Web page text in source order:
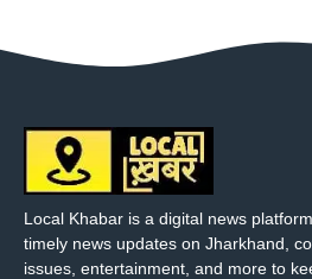
Local Khabar is a digital news
timely news updates on Jharkhand,
issues, entertainment, and more to